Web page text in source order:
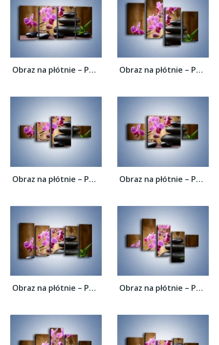
Obraz na płótnie – Po kwiatowej drabinie... Obraz na płótnie – Po kwiatowej drabinie...
Obraz na płótnie – Po kwiatowej drabinie... Obraz na płótnie – Po kwiatowej drabinie...
Obraz na płótnie – Po kwiatowej drabinie... Obraz na płótnie – Po kwiatowej drabinie...